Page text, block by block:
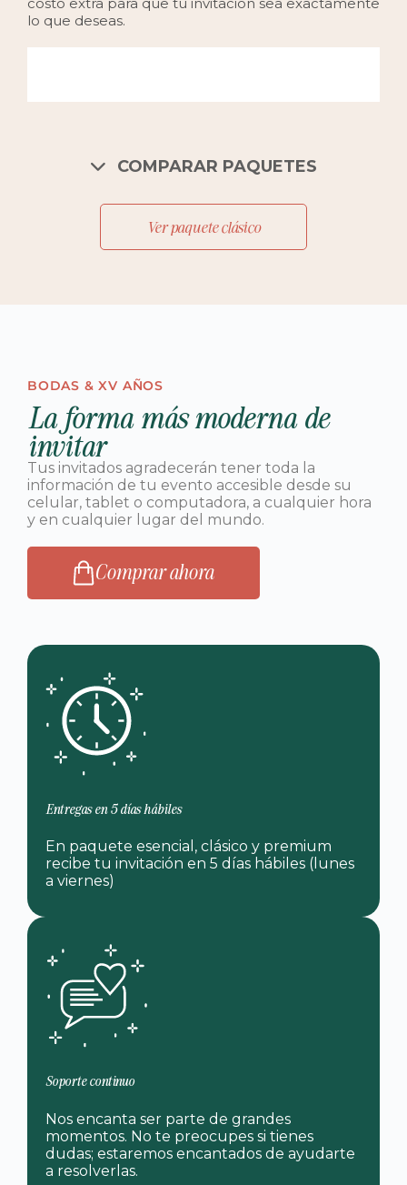
lo que deseas.
COMPARAR PAQUETES
Ver paquete clásico
BODAS & XV AÑOS
La forma más moderna de
invitar
Tus invitados agradecerán tener toda la
información de tu evento accesible desde su
celular, tablet o computadora, a cualquier hora
y en cualquier lugar del mundo.
Comprar ahora
Entregas en 5 días hábiles
En paquete esencial, clásico y premium
recibe tu invitación en 5 días hábiles (lunes
a viernes)
Soporte continuo
Nos encanta ser parte de grandes
momentos. No te preocupes si tienes
dudas; estaremos encantados de ayudarte
a resolverlas.